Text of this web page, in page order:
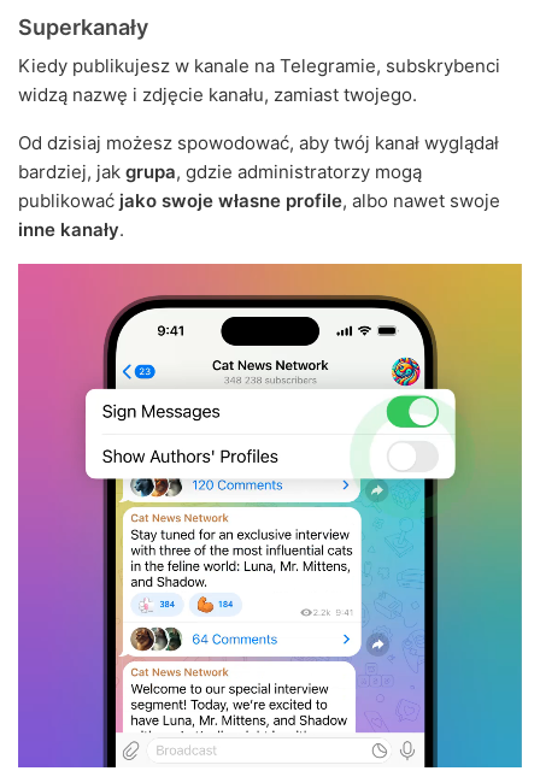
Superkanały
Kiedy publikujesz w kanale na Telegramie, subskrybenci
widzą nazwę i zdjęcie kanału, zamiast twojego.
Od dzisiaj możesz spowodować, aby twój kanał wyglądał
bardziej, jak grupa, gdzie administratorzy mogą
publikować jako swoje własne profile, albo nawet swoje
inne kanały.